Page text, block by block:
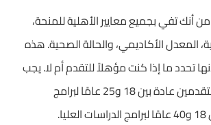
أنك تفي بجميع معايير الأهلية للمنحة،
المعدل الأكاديمي، والحالة الصحية. هذه
تحدد ما إذا كنت مؤهلاً للتقدم أم لا. يجب
أن تتراوح أعمار المتقدمين عادة بين 18 و25 عامًا لبرامج